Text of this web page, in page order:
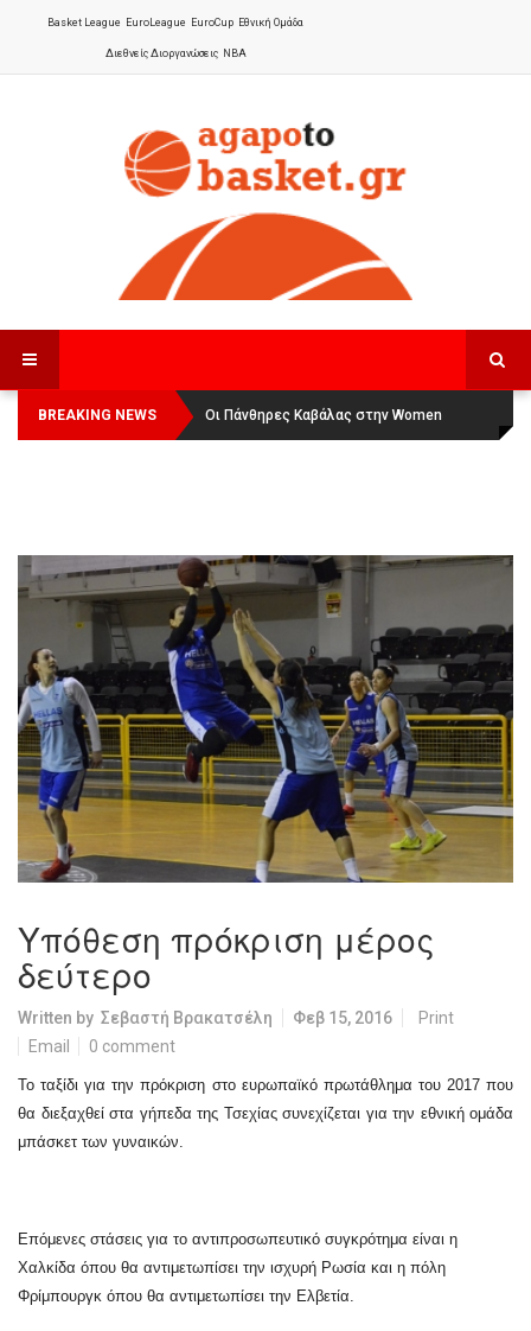
Basket League EuroLeague EuroCup Εθνική Ομάδα
Διεθνείς Διοργανώσεις NBA
BREAKING NEWS
Οι Πάνθηρες Καβάλας στην Women
Basketball League 1:
Αναχώρησε για τα Γιάννενα η Εθνική
Γυναικών
Υπόθεση πρόκριση μέρος
δεύτερο
Written by Σεβαστή Βρακατσέλη Φεβ 15, 2016
Print
Email
0 comment
Το ταξίδι για την πρόκριση στο ευρωπαϊκό πρωτάθλημα του 2017 που
θα διεξαχθεί στα γήπεδα της Τσεχίας συνεχίζεται για την εθνική ομάδα
μπάσκετ των γυναικών.
Επόμενες στάσεις για το αντιπροσωπευτικό συγκρότημα είναι η
Χαλκίδα όπου θα αντιμετωπίσει την ισχυρή Ρωσία και η πόλη
Φρίμπουργκ όπου θα αντιμετωπίσει την Ελβετία.